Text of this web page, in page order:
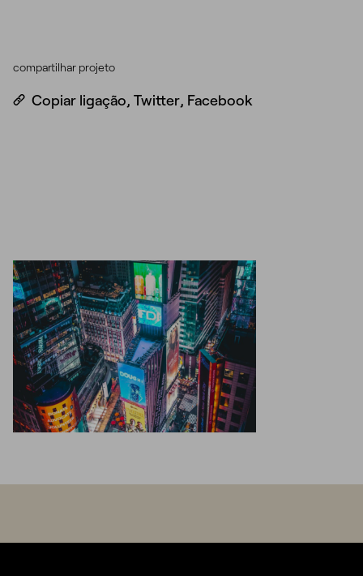
compartilhar projeto
Copiar ligação, Twitter, Facebook